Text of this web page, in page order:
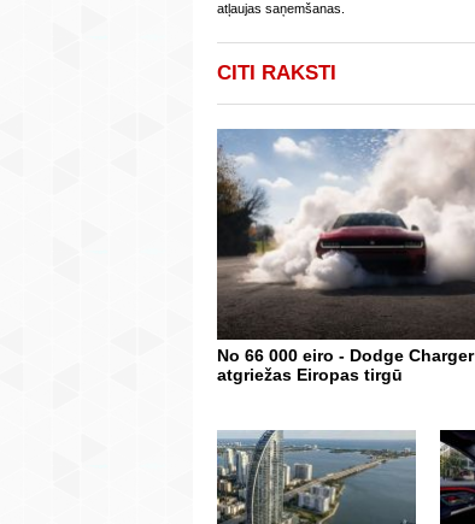
atļaujas saņemšanas.
CITI RAKSTI
No 66 000 eiro - Dodge Charger
atgriežas Eiropas tirgū